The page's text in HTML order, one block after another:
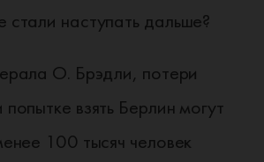
наступать дальше?
О. Брэдли, потери
взять Берлин могут
100 тысяч человек